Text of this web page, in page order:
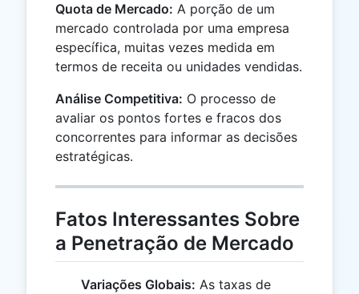
Quota de Mercado: A porção de um
mercado controlada por uma empresa
específica, muitas vezes medida em
termos de receita ou unidades vendidas.
Análise Competitiva: O processo de
avaliar os pontos fortes e fracos dos
concorrentes para informar as decisões
estratégicas.
Fatos Interessantes Sobre
a Penetração de Mercado
Variações Globais: As taxas de